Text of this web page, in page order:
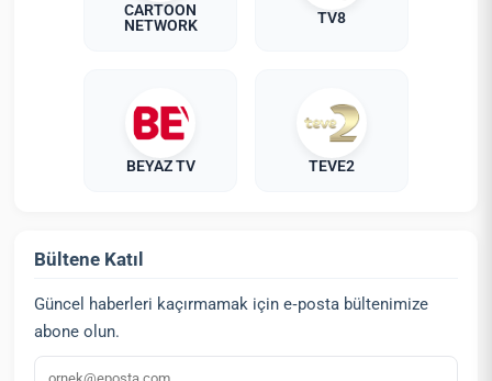
CARTOON
NETWORK
TV8
BEYAZ TV TEVE2
Bültene Katıl
Güncel haberleri kaçırmamak için e‑posta bültenimize
abone olun.
E‑posta